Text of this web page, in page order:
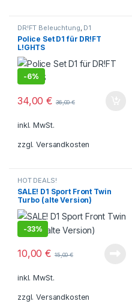
DR!FT Beleuchtung D1
Beleuchtung
Police Set D1 für DR!FT
L!GHTS
-6%
34,00€ 36,00€
inkl. MwSt.
zzgl.Versandkosten
HOT DEALS!
SALE! D1 Sport Front Twin
Turbo (alte Version)
-33%
10,00€ 15,00€
inkl. MwSt.
zzgl.Versandkosten